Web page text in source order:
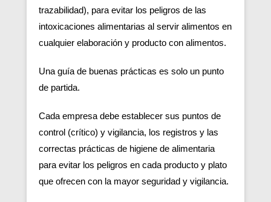
trazabilidad), para evitar los peligros de las
intoxicaciones alimentarias al servir alimentos en
cualquier elaboración y producto con alimentos.
Una guía de buenas prácticas es solo un punto
de partida.
Cada empresa debe establecer sus puntos de
control (crítico) y vigilancia, los registros y las
correctas prácticas de higiene de alimentaria
para evitar los peligros en cada producto y plato
que ofrecen con la mayor seguridad y vigilancia.